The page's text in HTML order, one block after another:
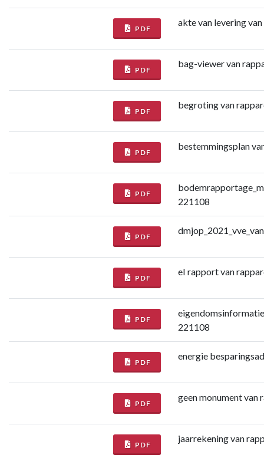
PDF
akte van levering
PDF
bag-viewer van
PDF
begroting van
PDF
bestemmingsplan
PDF
221108
PDF
PDF
eI rapport van
PDF
221108
PDF
energie
PDF
geen monument
PDF
jaarrekening van